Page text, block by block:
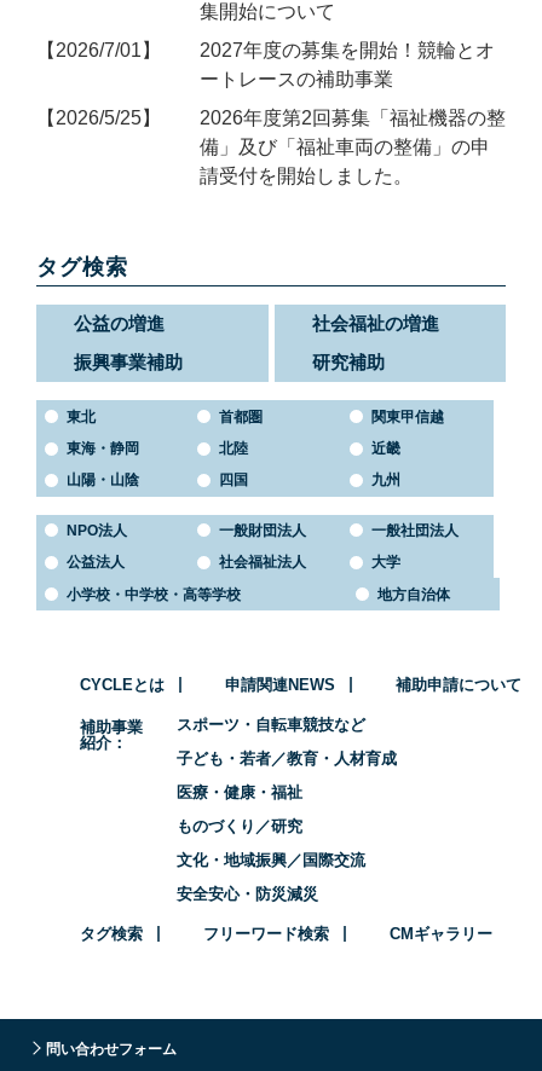
集開始について
2026/7/01
2027年度の募集を開始！競輪とオ
ートレースの補助事業
2026/5/25
2026年度第2回募集「福祉機器の整
備」及び「福祉車両の整備」の申
請受付を開始しました。
タグ検索
公益の増進
社会福祉の増進
振興事業補助
研究補助
東北 首都圏
関東甲信越
東海・静岡
北陸
近畿
山陽・山陰
四国 九州
NPO法人 一般財団法人
一般社団法人
公益法人
社会福祉法人
大学
小学校・中学校・高等学校
地方自治体
CYCLEとは 申請関連NEWS 補助申請について
補助事業
紹介
スポーツ・自転車競技など
子ども・若者／教育・人材育成
医療・健康・福祉
ものづくり／研究
文化・地域振興／国際交流
安全安心・防災減災
タグ検索 フリーワード検索 CMギャラリー
問い合わせフォーム